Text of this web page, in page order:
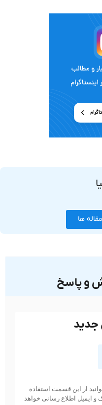
ها
و پاسخ
جدید
از این قسمت استفاده
طریق پیامک و ایمیل اطلاع رسانی خواهد